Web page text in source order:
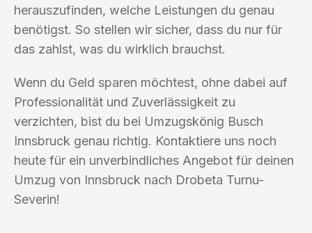
herauszufinden, welche Leistungen du genau
benötigst. So stellen wir sicher, dass du nur für
das zahlst, was du wirklich brauchst.
Wenn du Geld sparen möchtest, ohne dabei auf
Professionalität und Zuverlässigkeit zu
verzichten, bist du bei Umzugskönig Busch
Innsbruck genau richtig. Kontaktiere uns noch
heute für ein unverbindliches Angebot für deinen
Umzug von Innsbruck nach Drobeta Turnu-
Severin!